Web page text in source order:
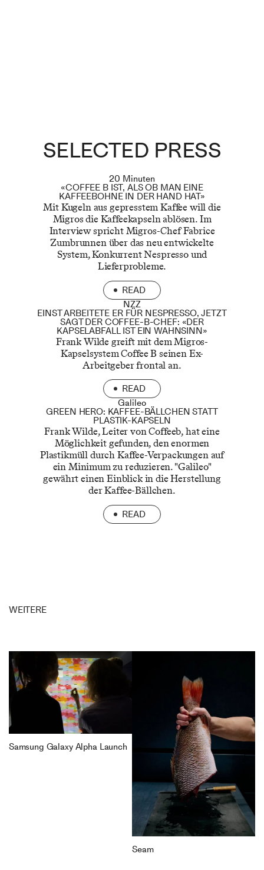
SELECTED PRESS
20 Minuten
«COFFEE B IST, ALS OB MAN EINE
KAFFEEBOHNE IN DER HAND HAT»
Mit Kugeln aus gepresstem Kaffee will die
Migros die Kaffeekapseln ablösen. Im
Interview spricht Migros-Chef Fabrice
Zumbrunnen über das neu entwickelte
System, Konkurrent Nespresso und
Lieferprobleme.
READ
NZZ
EINST ARBEITETE ER FÜR NESPRESSO, JETZT
SAGT DER COFFEE-B-CHEF: «DER
KAPSELABFALL IST EIN WAHNSINN»
Frank Wilde greift mit dem Migros-
Kapselsystem Coffee B seinen Ex-
Arbeitgeber frontal an.
READ
Galileo
GREEN HERO: KAFFEE-BÄLLCHEN STATT
PLASTIK-KAPSELN
Frank Wilde, Leiter von Coffeeb, hat eine
Möglichkeit gefunden, den enormen
Plastikmüll durch Kaffee-Verpackungen auf
ein Minimum zu reduzieren. "Galileo"
gewährt einen Einblick in die Herstellung
der Kaffee-Bällchen.
READ
WEITERE
Samsung Galaxy Alpha Launch
Seam